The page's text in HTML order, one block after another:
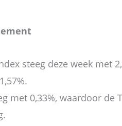
steeg deze week met
met 0,33%, waardoor de